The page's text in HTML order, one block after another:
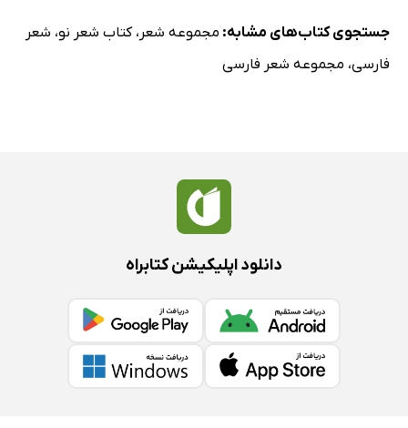
ماژلان
اشکِ سنگینِ خورشید
تا نهایت بی نهایت
جنگلِ آپارتمان
جستجوی کتاب‌های مشابه: مجموعه شعر ،کتاب شعر نو، شعر
فارسی، مجموعه شعر فارسی
دانلود اپلیکیشن کتابراه